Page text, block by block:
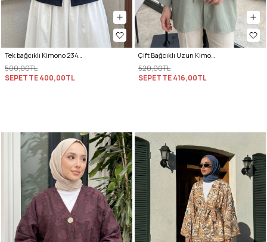
500,00TL
SEPETTE400,00TL
520,00TL
SEPETTE416,00TL